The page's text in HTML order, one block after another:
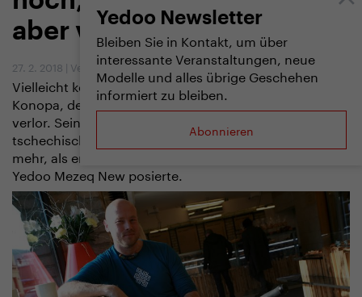
Yedoo Newsletter
Bleiben Sie in Kontakt, um über
interessante Veranstaltungen, neue
Modelle und alles übrige Geschehen
informiert zu bleiben.
Abonnieren
aber viel lieber.
27. 2. 2018 | Vendula Kosíková
Vielleicht kennen Sie sie – die Geschichte von Rostislav
Konopa, der nach einem Fahrradunfall das Gedächtnis
verlor. Sein Schicksal faszinierte nicht nur die
tschechischen Medien, sondern auch uns - um so
mehr, als er für die Zeitschrift Reflex auf einem Scooter
Yedoo Mezeq New posierte.